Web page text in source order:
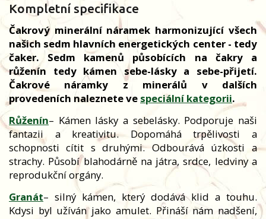
Kompletní specifikace
Čakrový minerální náramek harmonizující všech
našich sedm hlavních energetických center - tedy
čaker. Sedm kamenů působících na čakry a
růženín tedy kámen sebe-lásky a sebe-přijetí.
Čakrové náramky z minerálů v dalších
provedeních naleznete ve speciální kategorii.
Růženín– Kámen lásky a sebelásky. Podporuje naši
fantazii a kreativitu. Dopomáhá trpělivosti a
schopnosti cítit s druhými. Odbourává úzkosti a
strachy. Působí blahodárně na játra, srdce, ledviny a
reprodukční orgány.
Granát– silný kámen, který dodává klid a touhu.
Kdysi byl užíván jako amulet. Přináší nám nadšení,